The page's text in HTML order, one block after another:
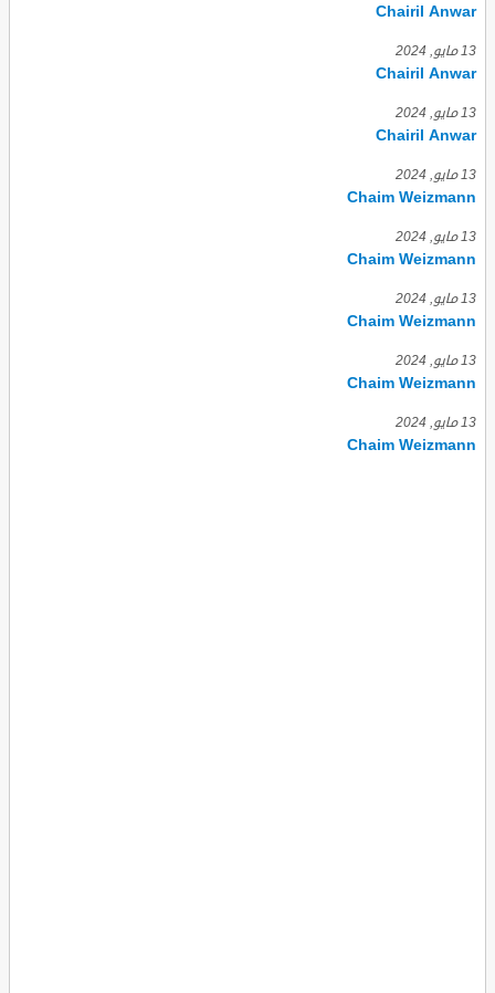
Chairil Anwar
13 مايو, 2024
Chairil Anwar
13 مايو, 2024
Chairil Anwar
13 مايو, 2024
Chaim Weizmann
13 مايو, 2024
Chaim Weizmann
13 مايو, 2024
Chaim Weizmann
13 مايو, 2024
Chaim Weizmann
13 مايو, 2024
Chaim Weizmann